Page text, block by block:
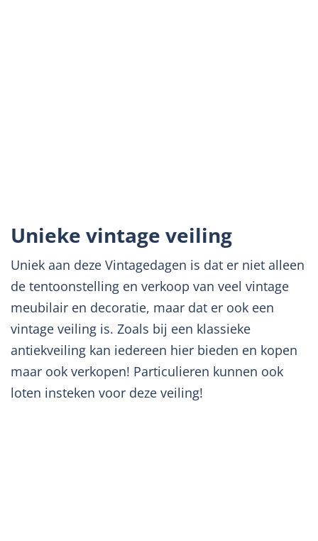
Unieke vintage veiling
Uniek aan deze Vintagedagen is dat er niet alleen
de tentoonstelling en verkoop van veel vintage
meubilair en decoratie, maar dat er ook een
vintage veiling is. Zoals bij een klassieke
antiekveiling kan iedereen hier bieden en kopen
maar ook verkopen! Particulieren kunnen ook
loten insteken voor deze veiling!